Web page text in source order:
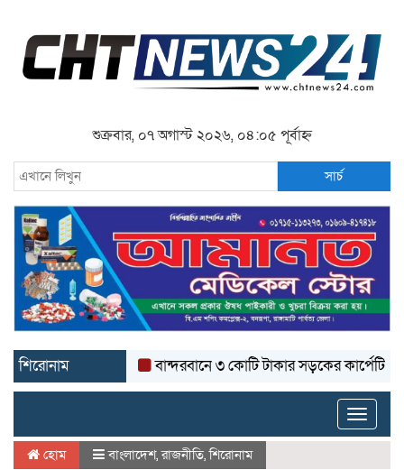
শুক্রবার, ০৭ অগাস্ট ২০২৬, ০৪:০৫ পূর্বাহ্ন
সার্চ
শিরোনাম বান্দরবানে ৩ কোটি টাকার সড়কের কার্পেটিং উঠে
Toggle
হোম বাংলাদেশ,রাজনীতি,শিরোনাম